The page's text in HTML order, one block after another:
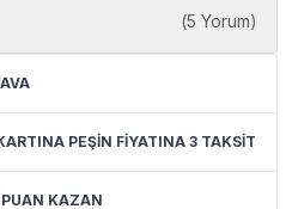
(5 Yorum)
PEŞİN FİYATINA 3 TAKSİT
PUAN KAZAN